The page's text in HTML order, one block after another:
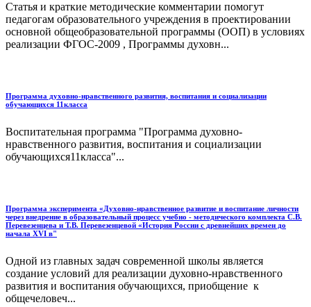
Статья и краткие методические комментарии помогут
педагогам образовательного учреждения в проектировании
основной общеобразовательной программы (ООП) в условиях
реализации ФГОС-2009 , Программы духовн...
Программа духовно-нравственного развития, воспитания и социализации
обучающихся 11класса
Воспитательная программа "Программа духовно-
нравственного развития, воспитания и социализации
обучающихся11класса"...
Программа эксперимента «Духовно-нравственное развитие и воспитание личности
через внедрение в образовательный процесс учебно - методического комплекта С.В.
Перевезенцева и Т.В. Перевезенцевой «История России с древнейших времен до
начала XVI в"
Одной из главных задач современной школы является
создание условий для реализации духовно-нравственного
развития и воспитания обучающихся, приобщение к
общечеловеч...